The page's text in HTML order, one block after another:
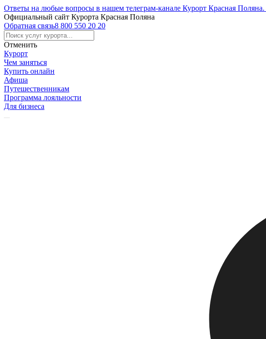
Ответы на любые вопросы в нашем телеграм-канале Курорт Красная Поляна.
Официальный сайт Курорта Красная Поляна
Обратная связь8 800 550 20 20
Отменить
Курорт
Чем заняться
Купить онлайн
Афиша
Путешественникам
Программа лояльности
Для бизнеса